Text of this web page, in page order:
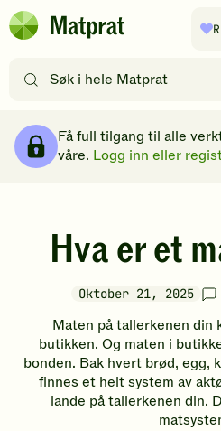
Hopp til hovedinnhold
Matprat
etter
filtre
Få full tilgang til alle
våre. Logg inn eller
Hva er et
Oktober 21, 2025
Maten på tallerkenen din
butikken. Og maten i
bonden. Bak hvert brød, egg,
finnes et helt system av
lande på tallerkenen din.